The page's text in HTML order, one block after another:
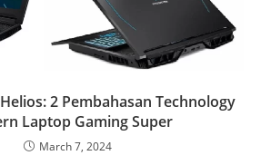
2 Pembahasan Technology
Laptop Gaming Super
March 7, 2024